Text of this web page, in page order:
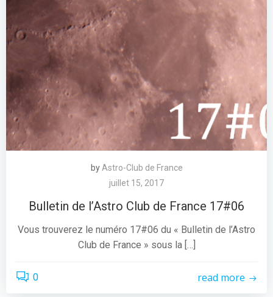
by Astro-Club de France
juillet 15, 2017
Bulletin de l’Astro Club de France 17#06
Vous trouverez le numéro 17#06 du « Bulletin de l’Astro
Club de France » sous la […]
0 read more